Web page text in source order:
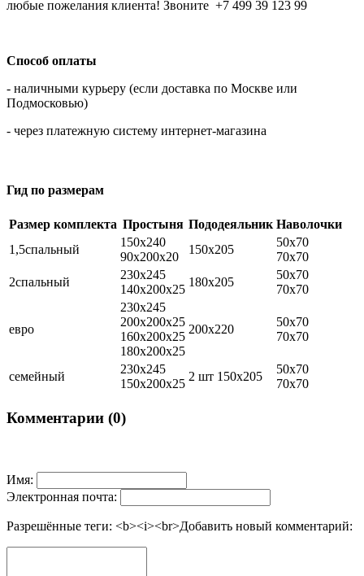
любые пожелания клиента! Звоните +7 499 39 123 99
Способ оплаты
- наличными курьеру (если доставка по Москве или
Подмосковью)
- через платежную систему интернет-магазина
Гид по размерам
Размер комплекта Простыня Пододеяльник Наволочки
1,5спальный
150х240
90х200х20
150х205
50х70
70х70
2спальный
230х245
140х200х25
180х205
50х70
70х70
евро
230х245
200х200х25
160х200х25
180х200х25
200х220
50х70
70х70
семейный
230х245
150х200х25
2 шт 150х205
50х70
70х70
Комментарии (0)
Имя:
Электронная почта:
Разрешённые теги: <b><i><br>Добавить новый комментарий: